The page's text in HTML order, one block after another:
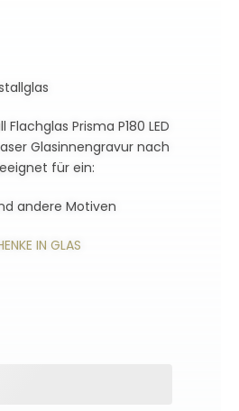
Prisma P180 LED
Glasinnengravur nach
für ein:
andere Motiven
IN GLAS